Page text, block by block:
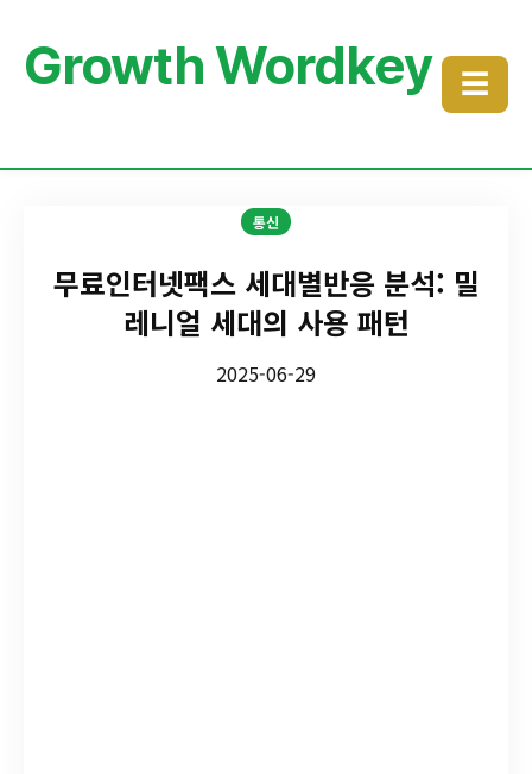
Growth Wordkey ☰
통신
무료인터넷팩스 세대별반응 분석: 밀
레니얼 세대의 사용 패턴
2025-06-29